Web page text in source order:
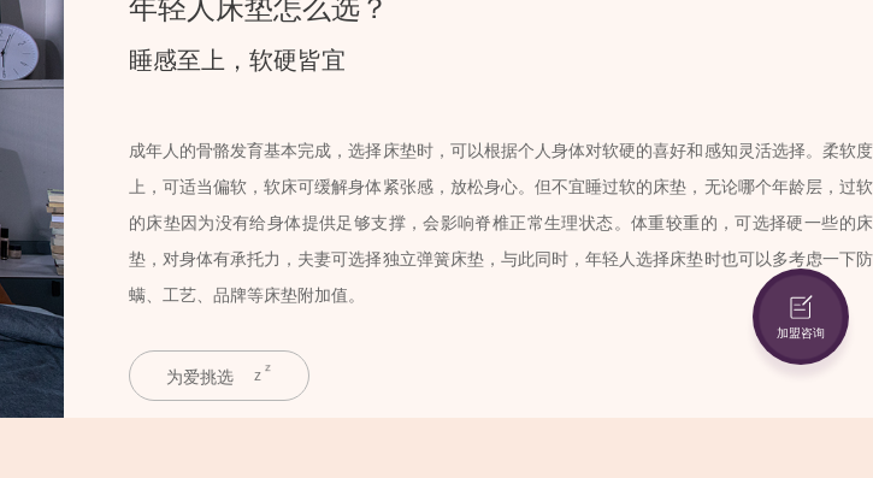
年轻人床垫怎么选？
睡感至上，软硬皆宜
成年人的骨骼发育基本完成，选择床垫时，可以根据个人身体对软硬的喜好和感知灵活选择。柔软度
上，可适当偏软，软床可缓解身体紧张感，放松身心。但不宜睡过软的床垫，无论哪个年龄层，过软
的床垫因为没有给身体提供足够支撑，会影响脊椎正常生理状态。体重较重的，可选择硬一些的床
垫，对身体有承托力，夫妻可选择独立弹簧床垫，与此同时，年轻人选择床垫时也可以多考虑一下防
螨、工艺、品牌等床垫附加值。
为爱挑选
加盟咨询